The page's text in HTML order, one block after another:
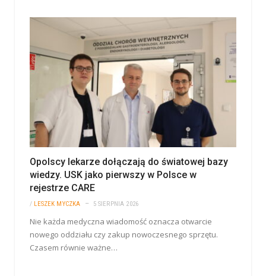
Opolscy lekarze dołączają do światowej bazy
wiedzy. USK jako pierwszy w Polsce w
rejestrze CARE
/ LESZEK MYCZKA 5 SIERPNIA 2026
Nie każda medyczna wiadomość oznacza otwarcie
nowego oddziału czy zakup nowoczesnego sprzętu.
Czasem równie ważne…